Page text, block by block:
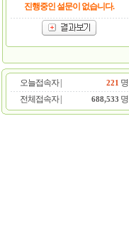
진행중인 설문이 없습니다.
오늘접속자 | 221 명
전체접속자 |
688,533 명